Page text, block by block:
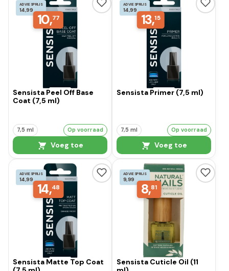
ADVIESPRIJS
14,99
10,77
Sensista Peel Off Base
Coat (7,5 ml)
7,5 ml Op voorraad
Voeg toe
ADVIESPRIJS
14,99
13,15
Sensista Primer (7,5 ml)
7,5 ml Op voorraad
Voeg toe
ADVIESPRIJS
14,99
14,48
Sensista Matte Top Coat
ADVIESPRIJS
9,99
8,81
Sensista Cuticle Oil (11